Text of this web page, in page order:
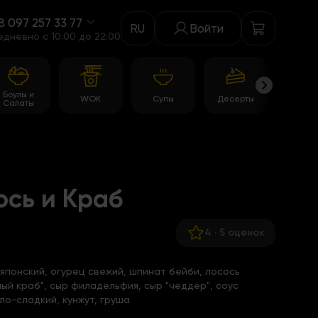
097 257 33 77
c 10:00 до 22:00
RU Войти
Боулы и
Салаты
WOK Супы Десерты
и Краб
4 · 5 оценок
огурец свежий, шпинат бейби, лосось
краб", сыр филадельфия, сыр "чеддер", соус
сладкий, кунжут, груша